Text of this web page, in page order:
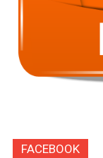
FACEBOOK